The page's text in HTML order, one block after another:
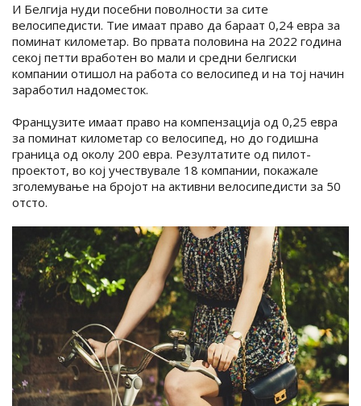
И Белгија нуди посебни поволности за сите
велосипедисти. Тие имаат право да бараат 0,24 евра за
поминат километар. Во првата половина на 2022 година
секој петти вработен во мали и средни белгиски
компании отишол на работа со велосипед и на тој начин
заработил надоместок.
Французите имаат право на компензација од 0,25 евра
за поминат километар со велосипед, но до годишна
граница од околу 200 евра. Резултатите од пилот-
проектот, во кој учествувале 18 компании, покажале
зголемување на бројот на активни велосипедисти за 50
отсто.